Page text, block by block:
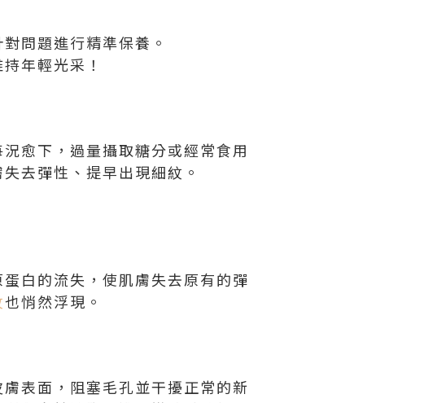
問題進行精準保養。
年輕光采！
愈下，過量攝取糖分或經常食用
去彈性、提早出現細紋。
白的流失，使肌膚失去原有的彈
也悄然浮現。
表面，阻塞毛孔並干擾正常的新